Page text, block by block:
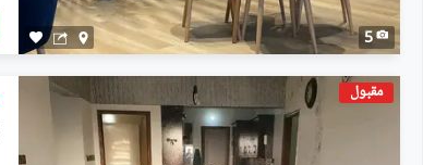
5
مقبول